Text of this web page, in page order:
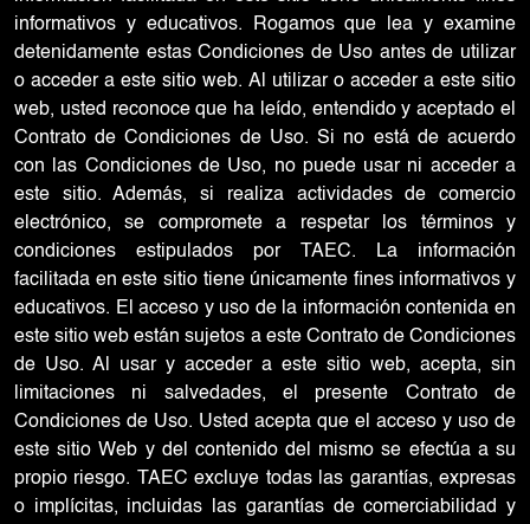
informativos y educativos. Rogamos que lea y examine
detenidamente estas Condiciones de Uso antes de utilizar
o acceder a este sitio web. Al utilizar o acceder a este sitio
web, usted reconoce que ha leído, entendido y aceptado el
Contrato de Condiciones de Uso. Si no está de acuerdo
con las Condiciones de Uso, no puede usar ni acceder a
este sitio. Además, si realiza actividades de comercio
electrónico, se compromete a respetar los términos y
condiciones estipulados por TAEC. La información
facilitada en este sitio tiene únicamente fines informativos y
educativos. El acceso y uso de la información contenida en
este sitio web están sujetos a este Contrato de Condiciones
de Uso. Al usar y acceder a este sitio web, acepta, sin
limitaciones ni salvedades, el presente Contrato de
Condiciones de Uso. Usted acepta que el acceso y uso de
este sitio Web y del contenido del mismo se efectúa a su
propio riesgo. TAEC excluye todas las garantías, expresas
o implícitas, incluidas las garantías de comerciabilidad y